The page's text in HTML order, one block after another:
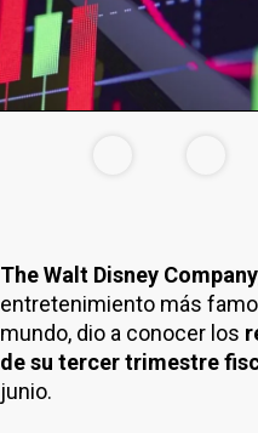
The Walt Disney Company
entretenimiento más
mundo, dio a conocer los
de su tercer trimestre
junio.